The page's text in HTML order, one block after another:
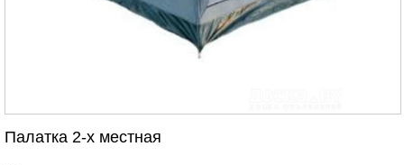
Палатка 2-х местная